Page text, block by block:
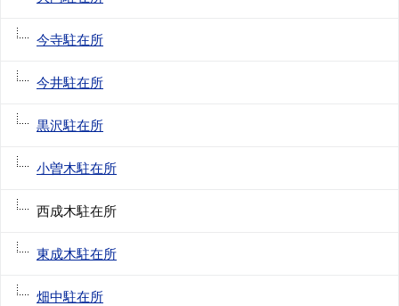
今寺駐在所
今井駐在所
黒沢駐在所
小曽木駐在所
西成木駐在所
東成木駐在所
畑中駐在所